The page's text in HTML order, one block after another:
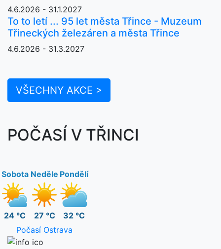
4.6.2026 - 31.1.2027
To to letí ... 95 let města Třince - Muzeum
Třineckých železáren a města Třince
4.6.2026 - 31.3.2027
VŠECHNY AKCE >
POČASÍ V TŘINCI
Sobota
24 °C
Neděle
27 °C
Pondělí
32 °C
Počasí Ostrava